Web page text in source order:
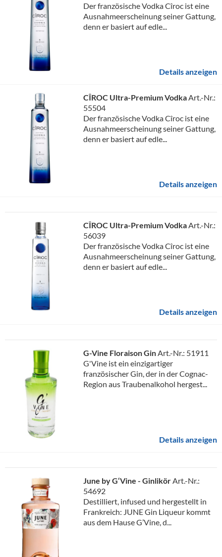
Der französische Vodka Cîroc ist eine
Ausnahmeerscheinung seiner Gattung,
denn er basiert auf edle...
Details anzeigen
CÎROC Ultra-Premium VodkaArt.-Nr.:
55504
Der französische Vodka Cîroc ist eine
Ausnahmeerscheinung seiner Gattung,
denn er basiert auf edle...
Details anzeigen
CÎROC Ultra-Premium VodkaArt.-Nr.:
56039
Der französische Vodka Cîroc ist eine
Ausnahmeerscheinung seiner Gattung,
denn er basiert auf edle...
Details anzeigen
G-Vine Floraison GinArt.-Nr.: 51911
G'Vine ist ein einzigartiger
französischer Gin, der in der Cognac-
Region aus Traubenalkohol hergest...
Details anzeigen
June by G‘Vine - GinlikörArt.-Nr.:
54692
Destilliert, infused und hergestellt in
Frankreich: JUNE Gin Liqueur kommt
aus dem Hause G’Vine, d...